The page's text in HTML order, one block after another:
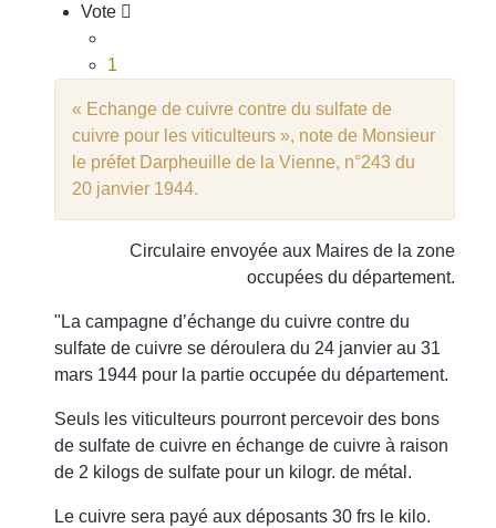
Vote
1
3
4
5
« Echange de cuivre contre du sulfate de
cuivre pour les viticulteurs », note de Monsieur
le préfet Darpheuille de la Vienne, n°243 du
20 janvier 1944.
Circulaire envoyée aux Maires de la zone
occupées du département.
"La campagne d’échange du cuivre contre du
sulfate de cuivre se déroulera du 24 janvier au 31
mars 1944 pour la partie occupée du département.
Seuls les viticulteurs pourront percevoir des bons
de sulfate de cuivre en échange de cuivre à raison
de 2 kilogs de sulfate pour un kilogr. de métal.
Le cuivre sera payé aux déposants 30 frs le kilo.